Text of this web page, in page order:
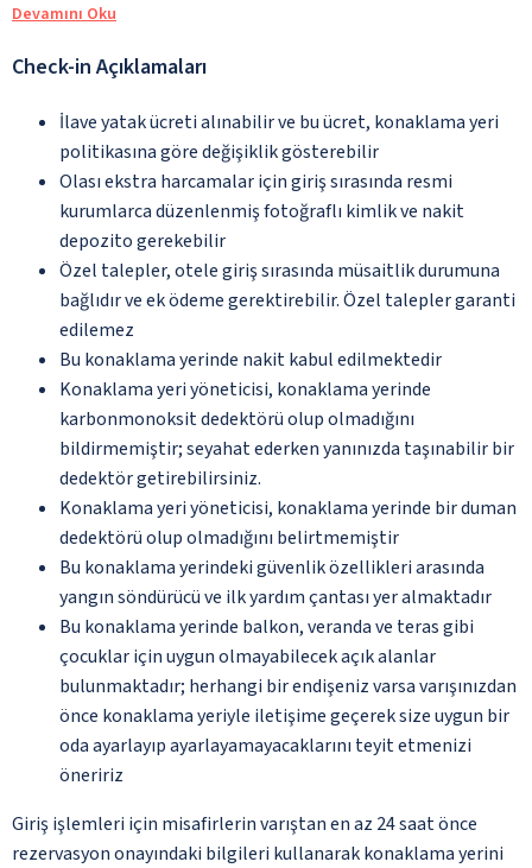
Devamını Oku
Check-in Açıklamaları
İlave yatak ücreti alınabilir ve bu ücret, konaklama yeri
politikasına göre değişiklik gösterebilir
Olası ekstra harcamalar için giriş sırasında resmi
kurumlarca düzenlenmiş fotoğraflı kimlik ve nakit
depozito gerekebilir
Özel talepler, otele giriş sırasında müsaitlik durumuna
bağlıdır ve ek ödeme gerektirebilir. Özel talepler garanti
edilemez
Bu konaklama yerinde nakit kabul edilmektedir
Konaklama yeri yöneticisi, konaklama yerinde
karbonmonoksit dedektörü olup olmadığını
bildirmemiştir; seyahat ederken yanınızda taşınabilir bir
dedektör getirebilirsiniz.
Konaklama yeri yöneticisi, konaklama yerinde bir duman
dedektörü olup olmadığını belirtmemiştir
Bu konaklama yerindeki güvenlik özellikleri arasında
yangın söndürücü ve ilk yardım çantası yer almaktadır
Bu konaklama yerinde balkon, veranda ve teras gibi
çocuklar için uygun olmayabilecek açık alanlar
bulunmaktadır; herhangi bir endişeniz varsa varışınızdan
önce konaklama yeriyle iletişime geçerek size uygun bir
oda ayarlayıp ayarlayamayacaklarını teyit etmenizi
öneririz
Giriş işlemleri için misafirlerin varıştan en az 24 saat önce
rezervasyon onayındaki bilgileri kullanarak konaklama yerini